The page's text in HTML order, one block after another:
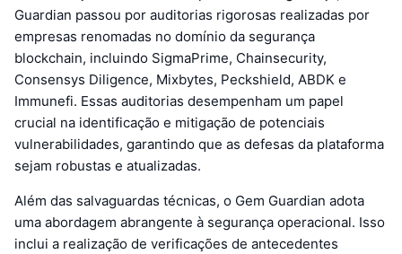
Guardian passou por auditorias rigorosas realizadas por
empresas renomadas no domínio da segurança
blockchain, incluindo SigmaPrime, Chainsecurity,
Consensys Diligence, Mixbytes, Peckshield, ABDK e
Immunefi. Essas auditorias desempenham um papel
crucial na identificação e mitigação de potenciais
vulnerabilidades, garantindo que as defesas da plataforma
sejam robustas e atualizadas.
Além das salvaguardas técnicas, o Gem Guardian adota
uma abordagem abrangente à segurança operacional. Isso
inclui a realização de verificações de antecedentes